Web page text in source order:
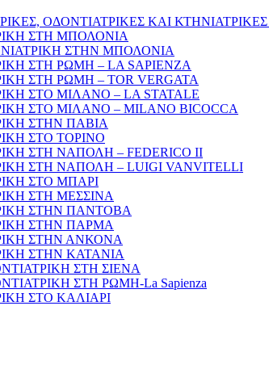
ΟΔΟΝΤΙΑΤΡΙΚΕΣ ΚΑΙ
ΣΤΗ ΜΠΟΛΟΝΙΑ
ΣΤΗΝ ΜΠΟΛΟΝΙΑ
ΣΤΗ ΡΩΜΗ – LA SAPIENZA
ΣΤΗ ΡΩΜΗ – TOR VERGATA
ΣΤΟ ΜΙΛΑΝΟ – LA STATALE
ΣΤΟ ΜΙΛΑΝΟ – MILANO BICOCCA
ΣΤΗΝ ΠΑΒΙΑ
ΣΤΟ ΤΟΡΙΝΟ
ΣΤΗ ΝΑΠΟΛΗ – FEDERICO II
ΣΤΗ ΝΑΠΟΛΗ – LUIGI VANVITELLI
ΣΤΟ ΜΠΑΡΙ
ΣΤΗ ΜΕΣΣΙΝΑ
ΣΤΗΝ ΠΑΝΤΟΒΑ
ΣΤΗΝ ΠΑΡΜΑ
ΣΤΗΝ ΑΝΚΟΝΑ
ΣΤΗΝ ΚΑΤΑΝΙΑ
ΣΤΗ ΣΙΕΝΑ
ΣΤΗ ΡΩΜΗ-La Sapienza
ΣΤΟ ΚΑΛΙΑΡΙ